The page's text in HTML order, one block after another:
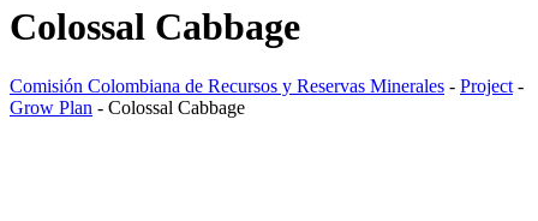
Colossal Cabbage
Comisión Colombiana de Recursos y Reservas Minerales - Project -
Grow Plan - Colossal Cabbage